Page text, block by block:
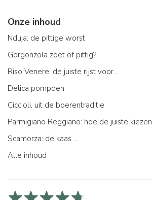
Onze inhoud
Nduja: de pittige worst
Gorgonzola zoet of pittig?
Riso Venere: de juiste rijst voor...
Delica pompoen
Ciccioli, uit de boerentraditie
Parmigiano Reggiano: hoe de juiste kiezen
Scamorza: de kaas ...
Alle inhoud